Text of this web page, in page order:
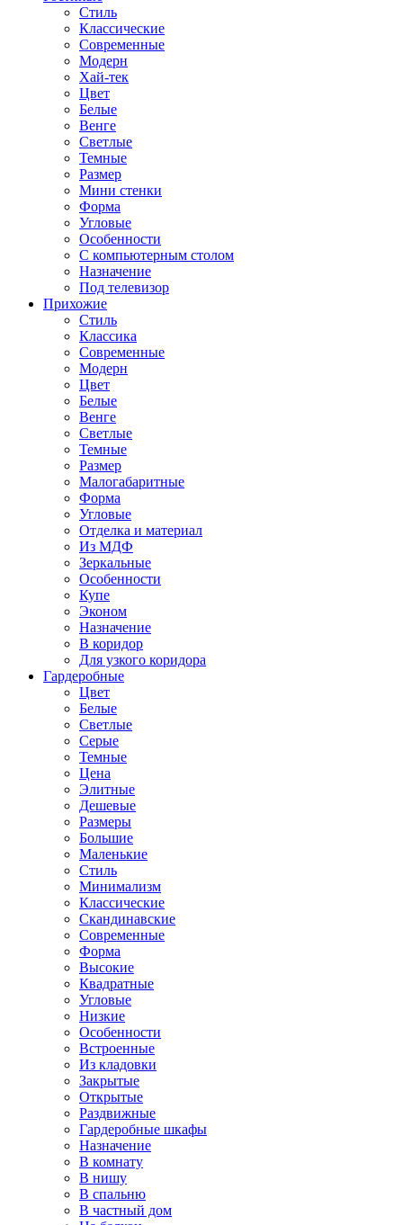
Стиль
Классические
Современные
Модерн
Хай-тек
Цвет
Белые
Венге
Светлые
Темные
Размер
Мини стенки
Форма
Угловые
Особенности
С компьютерным столом
Назначение
Под телевизор
Прихожие
Стиль
Классика
Современные
Модерн
Цвет
Белые
Венге
Светлые
Темные
Размер
Малогабаритные
Форма
Угловые
Отделка и материал
Из МДФ
Зеркальные
Особенности
Купе
Эконом
Назначение
В коридор
Для узкого коридора
Гардеробные
Цвет
Белые
Светлые
Серые
Темные
Цена
Элитные
Дешевые
Размеры
Большие
Маленькие
Стиль
Минимализм
Классические
Скандинавские
Современные
Форма
Высокие
Квадратные
Угловые
Низкие
Особенности
Встроенные
Из кладовки
Закрытые
Открытые
Раздвижные
Гардеробные шкафы
Назначение
В комнату
В нишу
В спальню
В частный дом